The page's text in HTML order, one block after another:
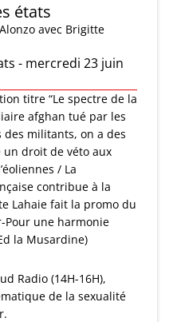
états
avec Brigitte
- mercredi 23 juin
titre “Le spectre de la
afghan tué par les
des militants, on a des
un droit de véto aux
/ La
contribue à la
Lahaie fait la promo du
Pour une harmonie
la Musardine)
Radio (14H-16H),
de la sexualité